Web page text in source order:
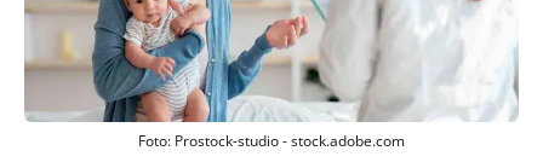
Foto: Prostock-studio - stock.adobe.com